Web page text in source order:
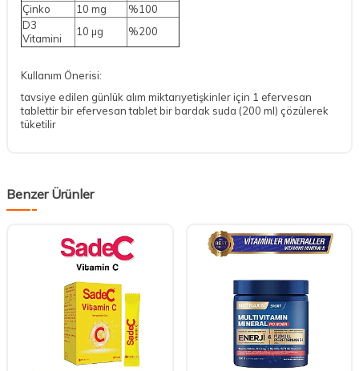
Çinko
10 mg
%100
D3
Vitamini
10 µg %200
Kullanım Önerisi:
tavsiye edilen günlük alım miktarıyetişkinler için 1 efervesan
tablettir bir efervesan tablet bir bardak suda (200 ml) çözülerek
tüketilir
Benzer Ürünler